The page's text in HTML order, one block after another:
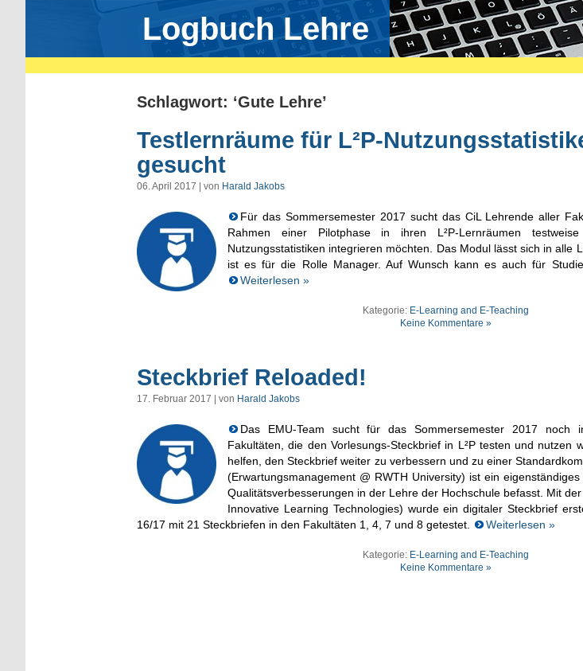
Logbuch Lehre
Schlagwort: ‘Gute Lehre’
Testlernräume für L²P-
gesucht
06. April 2017 | von Harald Jakobs
Für das Sommersemester 2017 sucht das CiL Lehrende aller
Rahmen einer Pilotphase in ihren L²P-Lernräumen
Nutzungsstatistiken integrieren möchten. Das Modul lässt sich in alle
ist es für die Rolle Manager. Auf Wunsch kann es auch für
Weiterlesen »
Kategorie: E-Learning and E-Teaching
Keine Kommentare »
Steckbrief Reloaded!
17. Februar 2017 | von Harald Jakobs
Das EMU-Team sucht für das Sommersemester 2017 noch
Fakultäten, die den Vorlesungs-Steckbrief in L²P testen und nutzen
helfen, den Steckbrief weiter zu verbessern und zu einer
(Erwartungsmanagement @ RWTH University) ist ein
Qualitätsverbesserungen in der Lehre der Hochschule befasst. Mit
Innovative Learning Technologies) wurde ein digitaler Steckbrief
16/17 mit 21 Steckbriefen in den Fakultäten 1, 4, 7 und 8 getestet.
Weiterlesen »
Kategorie: E-Learning and E-Teaching
Keine Kommentare »